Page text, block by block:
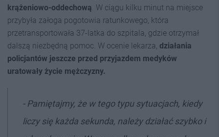
krążeniowo-oddechową . W ciągu kilku minut na miejsce
przybyła załoga pogotowia ratunkowego, która
przetransportowała 37-latka do szpitala, gdzie otrzymał
dalszą niezbędną pomoc. W ocenie lekarza, działania
policjantów jeszcze przed przyjazdem medyków
uratowały życie mężczyzny.
- Pamiętajmy, że w tego typu sytuacjach, kiedy
liczy się każda sekunda, należy działać szybko i